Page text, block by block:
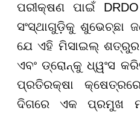
ପରୀକ୍ଷଣ ପାଇଁ
ସଂସ୍ଥାଗୁଡ଼ିକୁ ଶୁଭେଚ୍ଛା
ଯେ ଏହି ମିସାଇଲ୍
ଏବଂ ଡ୍ରୋନ୍କୁ ଧ୍ୱଂସ
ପ୍ରତିରକ୍ଷା
ଦିଗରେ ଏକ ପ୍ରମୁଖ